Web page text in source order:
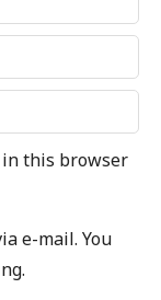
in this browser
e-mail. You